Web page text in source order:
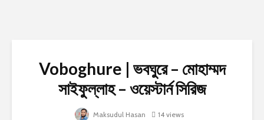
Voboghure | ভবঘুরে – মোহাম্মদ
সাইফুল্লাহ – ওয়েস্টার্ন সিরিজ
Maksudul Hasan 14 views